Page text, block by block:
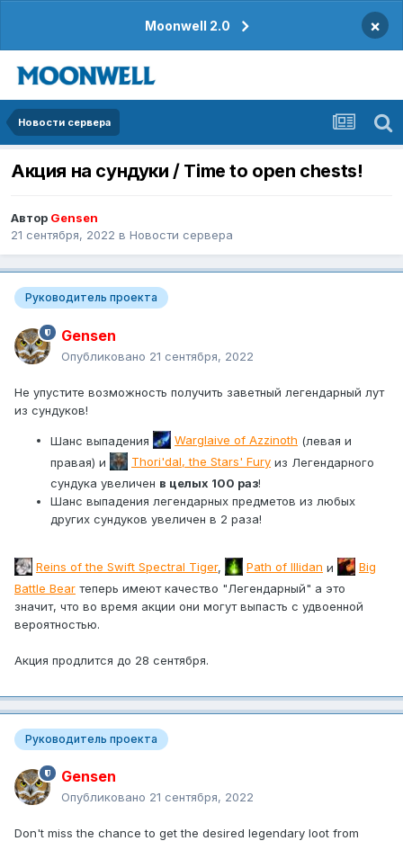
Moonwell 2.0 ×
Новости сервера
Акция на сундуки / Time to open chests!
Автор Gensen
21 сентября, 2022 в Новости сервера
Руководитель проекта
Gensen
Опубликовано 21 сентября, 2022
Не упустите возможность получить заветный легендарный лут
из сундуков!
Шанс выпадения Warglaive of Azzinoth (левая и
правая) и
Thori'dal, the Stars' Fury из Легендарного
сундука увеличен в целых 100 раз!
Шанс выпадения легендарных предметов из любых
других сундуков увеличен в 2 раза!
Reins of the Swift Spectral Tiger, Path of Illidan и
Big
Battle Bear теперь имеют качество "Легендарный" а это
значит, что во время акции они могут выпасть с удвоенной
вероятностью.
Акция продлится до 28 сентября.
Руководитель проекта
Gensen
Опубликовано 21 сентября, 2022
Don't miss the chance to get the desired legendary loot from